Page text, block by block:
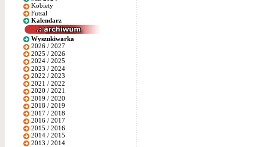
Kobiety
Futsal
Kalendarz
Wyszukiwarka
2026 / 2027
2025 / 2026
2024 / 2025
2023 / 2024
2022 / 2023
2021 / 2022
2020 / 2021
2019 / 2020
2018 / 2019
2017 / 2018
2016 / 2017
2015 / 2016
2014 / 2015
2013 / 2014